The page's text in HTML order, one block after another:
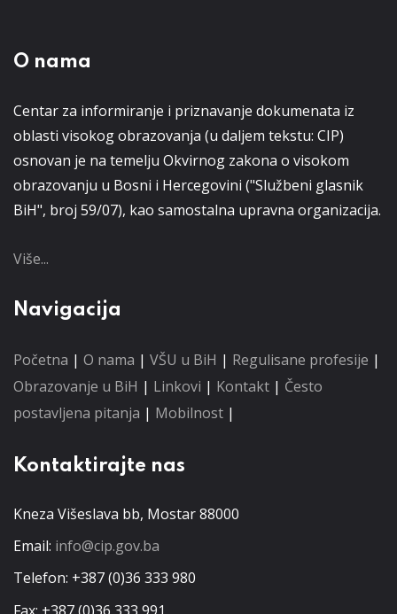
O nama
Centar za informiranje i priznavanje dokumenata iz
oblasti visokog obrazovanja (u daljem tekstu: CIP)
osnovan je na temelju Okvirnog zakona o visokom
obrazovanju u Bosni i Hercegovini ("Službeni glasnik
BiH", broj 59/07), kao samostalna upravna organizacija.
Više...
Navigacija
Početna | O nama | VŠU u BiH | Regulisane profesije |
Obrazovanje u BiH | Linkovi | Kontakt | Često
postavljena pitanja | Mobilnost |
Kontaktirajte nas
Kneza Višeslava bb, Mostar 88000
Email: info@cip.gov.ba
Telefon: +387 (0)36 333 980